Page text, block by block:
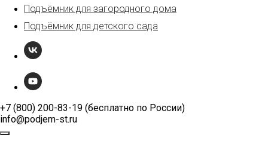
Подъёмник для загородного дома
Подъёмник для детского сада
+7 (800) 200-83-19 (бесплатно по России)
info@podjem-st.ru